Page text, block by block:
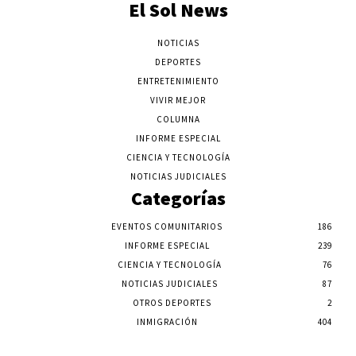
El Sol News
NOTICIAS
DEPORTES
ENTRETENIMIENTO
VIVIR MEJOR
COLUMNA
INFORME ESPECIAL
CIENCIA Y TECNOLOGÍA
NOTICIAS JUDICIALES
Categorías
EVENTOS COMUNITARIOS
186
INFORME ESPECIAL
239
CIENCIA Y TECNOLOGÍA
76
NOTICIAS JUDICIALES
87
OTROS DEPORTES
2
INMIGRACIÓN
404